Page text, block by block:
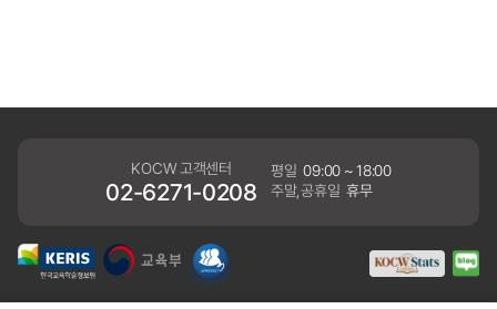
KOCW 고객센터
02-6271-0208
평일 09:00 ~ 18:00
주말,공휴일 휴무